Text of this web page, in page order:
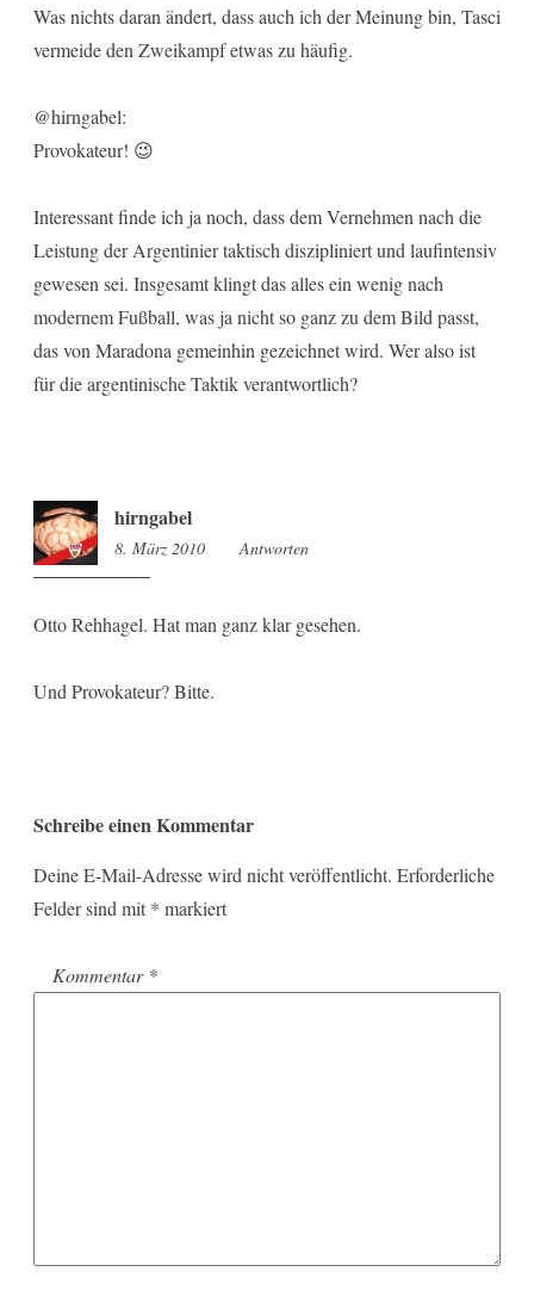
Was nichts daran ändert, dass auch ich der Meinung bin, Tasci
vermeide den Zweikampf etwas zu häufig.
@hirngabel:
Provokateur! 😉
Interessant finde ich ja noch, dass dem Vernehmen nach die
Leistung der Argentinier taktisch diszipliniert und laufintensiv
gewesen sei. Insgesamt klingt das alles ein wenig nach
modernem Fußball, was ja nicht so ganz zu dem Bild passt,
das von Maradona gemeinhin gezeichnet wird. Wer also ist
für die argentinische Taktik verantwortlich?
hirngabel
8. März 2010 12:44
Antworten
Otto Rehhagel. Hat man ganz klar gesehen.
Und Provokateur? Bitte.
Schreibe einen Kommentar
Deine E-Mail-Adresse wird nicht veröffentlicht. Erforderliche
Felder sind mit * markiert
Kommentar *